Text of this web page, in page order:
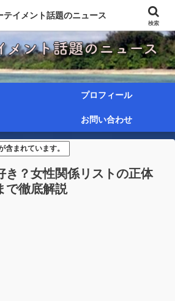
プロフィール
お問い合わせ
含まれています。
き？女性関係リストの正体
で徹底解説
テイメント話題のニュース
検索